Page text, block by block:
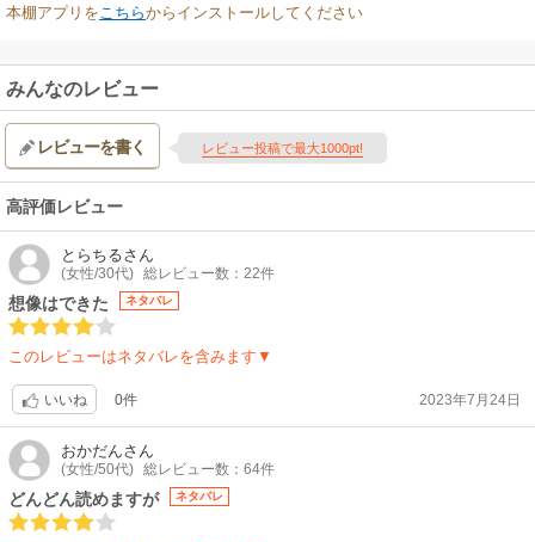
本棚アプリをこちらからインストールしてください
みんなのレビュー
レビューを書く レビュー投稿で最大1000pt!
高評価レビュー
とらちるさん
(女性/30代) 総レビュー数：22件
想像はできた ネタバレ
このレビューはネタバレを含みます▼
いいね 0件 2023年7月24日
おかだんさん
(女性/50代) 総レビュー数：64件
どんどん読めますが ネタバレ